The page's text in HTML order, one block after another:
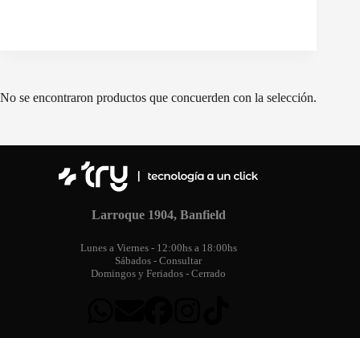
No se encontraron productos que concuerden con la selección.
Larroque 1904, Banfield
Lunes a Viernes - 12:00hs a 18:00hs
Sábados - Consultar
Domingos y Feriados - Cerrado